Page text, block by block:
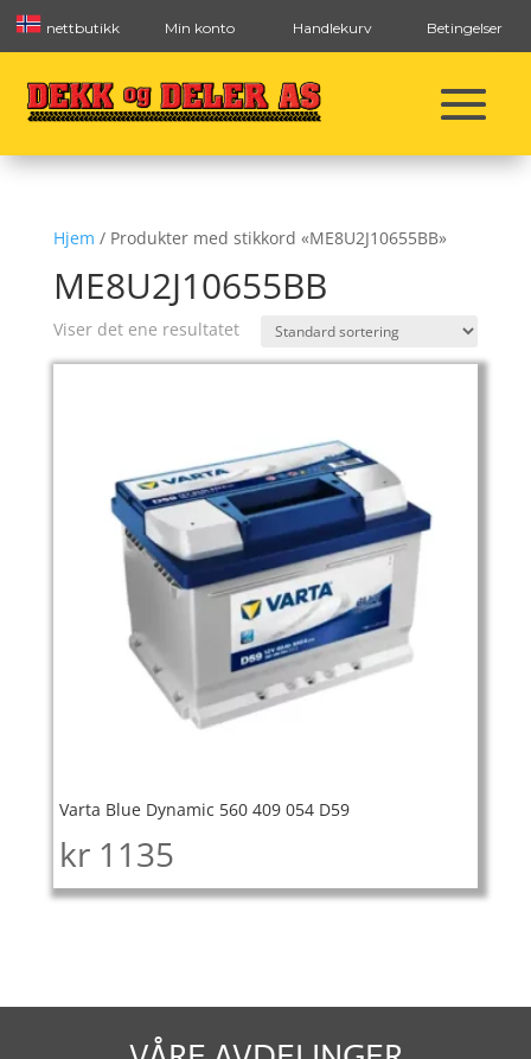
nettbutikk Min konto Handlekurv Betingelser
Hjem / Produkter med stikkord «ME8U2J10655BB»
ME8U2J10655BB
Viser det ene resultatet
Varta Blue Dynamic 560 409 054 D59
kr 1135